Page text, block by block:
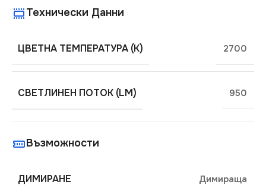
Технически Данни
ЦВЕТНА ТЕМПЕРАТУРА (K) 2700
СВЕТЛИНЕН ПОТОК (LM) 950
Възможности
ДИМИРАНЕ Димираща